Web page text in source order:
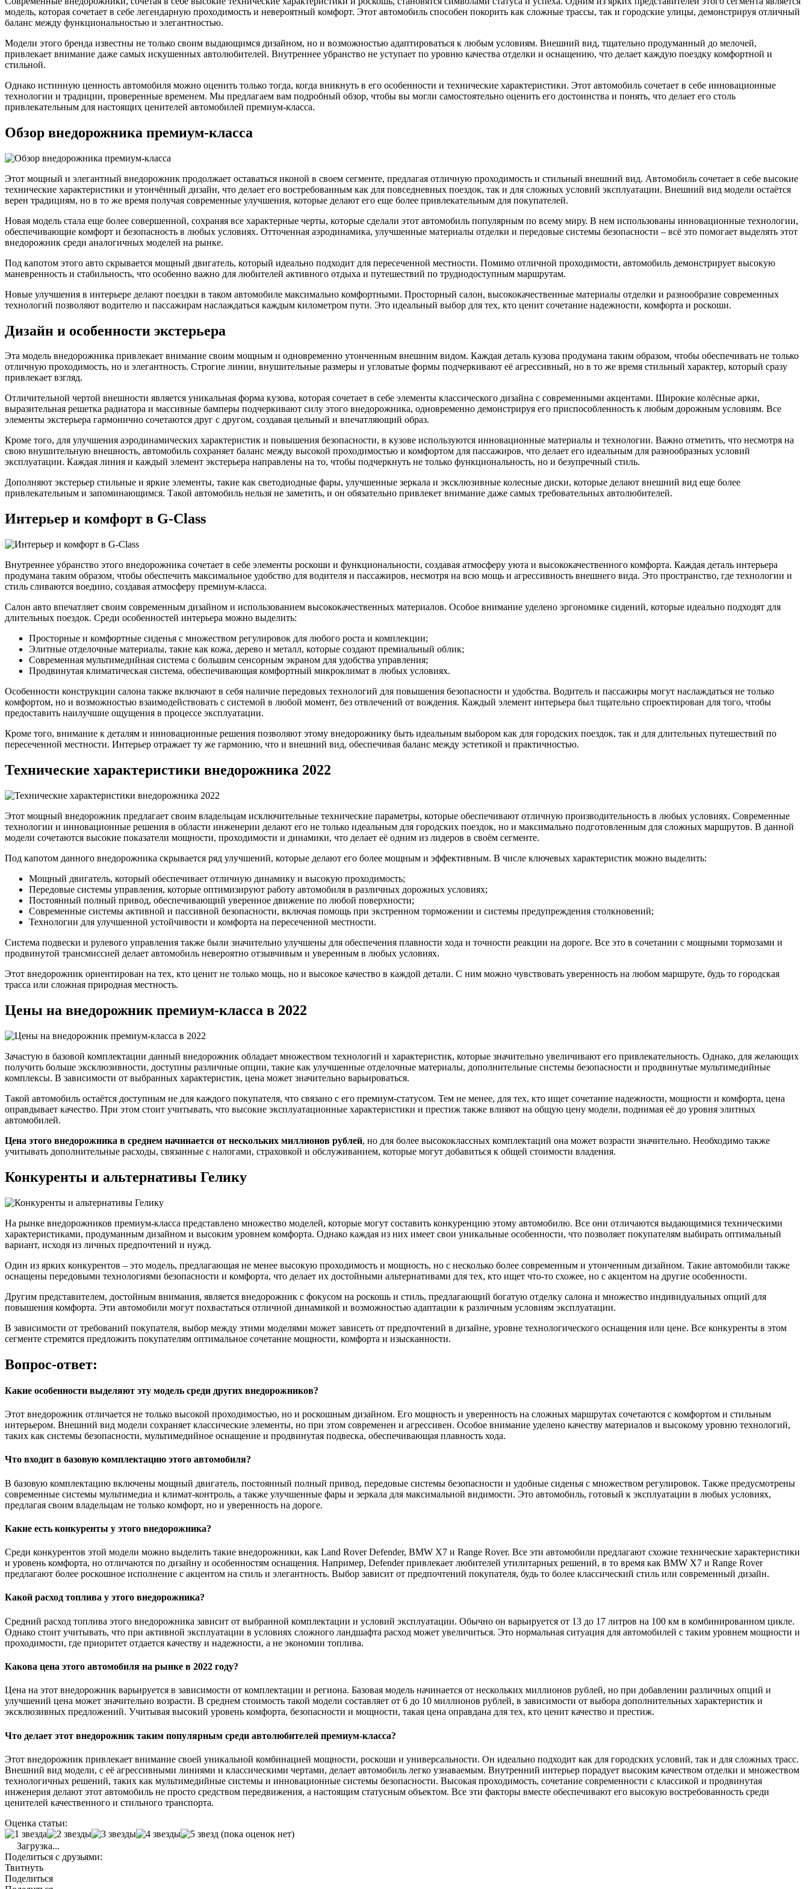
модель, которая сочетает в себе легендарную проходимость и невероятный комфорт. Этот автомобиль способен покорить как сложные трассы, так и городские улицы, демонстрируя отличный
баланс между функциональностью и элегантностью.
Модели этого бренда известны не только своим выдающимся дизайном, но и возможностью адаптироваться к любым условиям. Внешний вид, тщательно продуманный до мелочей,
привлекает внимание даже самых искушенных автолюбителей. Внутреннее убранство не уступает по уровню качества отделки и оснащению, что делает каждую поездку комфортной и
стильной.
Однако истинную ценность автомобиля можно оценить только тогда, когда вникнуть в его особенности и технические характеристики. Этот автомобиль сочетает в себе инновационные
технологии и традиции, проверенные временем. Мы предлагаем вам подробный обзор, чтобы вы могли самостоятельно оценить его достоинства и понять, что делает его столь
привлекательным для настоящих ценителей автомобилей премиум-класса.
Обзор внедорожника премиум-класса
Этот мощный и элегантный внедорожник продолжает оставаться иконой в своем сегменте, предлагая отличную проходимость и стильный внешний вид. Автомобиль сочетает в себе высокие
технические характеристики и утончённый дизайн, что делает его востребованным как для повседневных поездок, так и для сложных условий эксплуатации. Внешний вид модели остаётся
верен традициям, но в то же время получая современные улучшения, которые делают его еще более привлекательным для покупателей.
Новая модель стала еще более совершенной, сохраняя все характерные черты, которые сделали этот автомобиль популярным по всему миру. В нем использованы инновационные технологии,
обеспечивающие комфорт и безопасность в любых условиях. Отточенная аэродинамика, улучшенные материалы отделки и передовые системы безопасности – всё это помогает выделять этот
внедорожник среди аналогичных моделей на рынке.
Под капотом этого авто скрывается мощный двигатель, который идеально подходит для пересеченной местности. Помимо отличной проходимости, автомобиль демонстрирует высокую
маневренность и стабильность, что особенно важно для любителей активного отдыха и путешествий по труднодоступным маршрутам.
Новые улучшения в интерьере делают поездки в таком автомобиле максимально комфортными. Просторный салон, высококачественные материалы отделки и разнообразие современных
технологий позволяют водителю и пассажирам наслаждаться каждым километром пути. Это идеальный выбор для тех, кто ценит сочетание надежности, комфорта и роскоши.
Дизайн и особенности экстерьера
Эта модель внедорожника привлекает внимание своим мощным и одновременно утонченным внешним видом. Каждая деталь кузова продумана таким образом, чтобы обеспечивать не только
отличную проходимость, но и элегантность. Строгие линии, внушительные размеры и угловатые формы подчеркивают её агрессивный, но в то же время стильный характер, который сразу
привлекает взгляд.
Отличительной чертой внешности является уникальная форма кузова, которая сочетает в себе элементы классического дизайна с современными акцентами. Широкие колёсные арки,
выразительная решетка радиатора и массивные бамперы подчеркивают силу этого внедорожника, одновременно демонстрируя его приспособленность к любым дорожным условиям. Все
элементы экстерьера гармонично сочетаются друг с другом, создавая цельный и впечатляющий образ.
Кроме того, для улучшения аэродинамических характеристик и повышения безопасности, в кузове используются инновационные материалы и технологии. Важно отметить, что несмотря на
свою внушительную внешность, автомобиль сохраняет баланс между высокой проходимостью и комфортом для пассажиров, что делает его идеальным для разнообразных условий
эксплуатации. Каждая линия и каждый элемент экстерьера направлены на то, чтобы подчеркнуть не только функциональность, но и безупречный стиль.
Дополняют экстерьер стильные и яркие элементы, такие как светодиодные фары, улучшенные зеркала и эксклюзивные колесные диски, которые делают внешний вид еще более
привлекательным и запоминающимся. Такой автомобиль нельзя не заметить, и он обязательно привлекет внимание даже самых требовательных автолюбителей.
Интерьер и комфорт в G-Class
Внутреннее убранство этого внедорожника сочетает в себе элементы роскоши и функциональности, создавая атмосферу уюта и высококачественного комфорта. Каждая деталь интерьера
продумана таким образом, чтобы обеспечить максимальное удобство для водителя и пассажиров, несмотря на всю мощь и агрессивность внешнего вида. Это пространство, где технологии и
стиль сливаются воедино, создавая атмосферу премиум-класса.
Салон авто впечатляет своим современным дизайном и использованием высококачественных материалов. Особое внимание уделено эргономике сидений, которые идеально подходят для
длительных поездок. Среди особенностей интерьера можно выделить:
Просторные и комфортные сиденья с множеством регулировок для любого роста и комплекции;
Элитные отделочные материалы, такие как кожа, дерево и металл, которые создают премиальный облик;
Современная мультимедийная система с большим сенсорным экраном для удобства управления;
Продвинутая климатическая система, обеспечивающая комфортный микроклимат в любых условиях.
Особенности конструкции салона также включают в себя наличие передовых технологий для повышения безопасности и удобства. Водитель и пассажиры могут наслаждаться не только
комфортом, но и возможностью взаимодействовать с системой в любой момент, без отвлечений от вождения. Каждый элемент интерьера был тщательно спроектирован для того, чтобы
предоставить наилучшие ощущения в процессе эксплуатации.
Кроме того, внимание к деталям и инновационные решения позволяют этому внедорожнику быть идеальным выбором как для городских поездок, так и для длительных путешествий по
пересеченной местности. Интерьер отражает ту же гармонию, что и внешний вид, обеспечивая баланс между эстетикой и практичностью.
Технические характеристики внедорожника 2022
Этот мощный внедорожник предлагает своим владельцам исключительные технические параметры, которые обеспечивают отличную производительность в любых условиях. Современные
технологии и инновационные решения в области инженерии делают его не только идеальным для городских поездок, но и максимально подготовленным для сложных маршрутов. В данной
модели сочетаются высокие показатели мощности, проходимости и динамики, что делает её одним из лидеров в своём сегменте.
Под капотом данного внедорожника скрывается ряд улучшений, которые делают его более мощным и эффективным. В числе ключевых характеристик можно выделить:
Мощный двигатель, который обеспечивает отличную динамику и высокую проходимость;
Передовые системы управления, которые оптимизируют работу автомобиля в различных дорожных условиях;
Постоянный полный привод, обеспечивающий уверенное движение по любой поверхности;
Современные системы активной и пассивной безопасности, включая помощь при экстренном торможении и системы предупреждения столкновений;
Технологии для улучшенной устойчивости и комфорта на пересеченной местности.
Система подвески и рулевого управления также были значительно улучшены для обеспечения плавности хода и точности реакции на дороге. Все это в сочетании с мощными тормозами и
продвинутой трансмиссией делает автомобиль невероятно отзывчивым и уверенным в любых условиях.
Этот внедорожник ориентирован на тех, кто ценит не только мощь, но и высокое качество в каждой детали. С ним можно чувствовать уверенность на любом маршруте, будь то городская
трасса или сложная природная местность.
Цены на внедорожник премиум-класса в 2022
Зачастую в базовой комплектации данный внедорожник обладает множеством технологий и характеристик, которые значительно увеличивают его привлекательность. Однако, для желающих
получить больше эксклюзивности, доступны различные опции, такие как улучшенные отделочные материалы, дополнительные системы безопасности и продвинутые мультимедийные
комплексы. В зависимости от выбранных характеристик, цена может значительно варьироваться.
Такой автомобиль остаётся доступным не для каждого покупателя, что связано с его премиум-статусом. Тем не менее, для тех, кто ищет сочетание надежности, мощности и комфорта, цена
оправдывает качество. При этом стоит учитывать, что высокие эксплуатационные характеристики и престиж также влияют на общую цену модели, поднимая её до уровня элитных
автомобилей.
Цена этого внедорожника в среднем начинается от нескольких миллионов рублей, но для более высококлассных комплектаций она может возрасти значительно. Необходимо также
учитывать дополнительные расходы, связанные с налогами, страховкой и обслуживанием, которые могут добавиться к общей стоимости владения.
Конкуренты и альтернативы Гелику
На рынке внедорожников премиум-класса представлено множество моделей, которые могут составить конкуренцию этому автомобилю. Все они отличаются выдающимися техническими
характеристиками, продуманным дизайном и высоким уровнем комфорта. Однако каждая из них имеет свои уникальные особенности, что позволяет покупателям выбирать оптимальный
вариант, исходя из личных предпочтений и нужд.
Один из ярких конкурентов – это модель, предлагающая не менее высокую проходимость и мощность, но с несколько более современным и утонченным дизайном. Такие автомобили также
оснащены передовыми технологиями безопасности и комфорта, что делает их достойными альтернативами для тех, кто ищет что-то схожее, но с акцентом на другие особенности.
Другим представителем, достойным внимания, является внедорожник с фокусом на роскошь и стиль, предлагающий богатую отделку салона и множество индивидуальных опций для
повышения комфорта. Эти автомобили могут похвастаться отличной динамикой и возможностью адаптации к различным условиям эксплуатации.
В зависимости от требований покупателя, выбор между этими моделями может зависеть от предпочтений в дизайне, уровне технологического оснащения или цене. Все конкуренты в этом
сегменте стремятся предложить покупателям оптимальное сочетание мощности, комфорта и изысканности.
Вопрос-ответ:
Какие особенности выделяют эту модель среди других внедорожников?
Этот внедорожник отличается не только высокой проходимостью, но и роскошным дизайном. Его мощность и уверенность на сложных маршрутах сочетаются с комфортом и стильным
интерьером. Внешний вид модели сохраняет классические элементы, но при этом современен и агрессивен. Особое внимание уделено качеству материалов и высокому уровню технологий,
таких как системы безопасности, мультимедийное оснащение и продвинутая подвеска, обеспечивающая плавность хода.
Что входит в базовую комплектацию этого автомобиля?
В базовую комплектацию включены мощный двигатель, постоянный полный привод, передовые системы безопасности и удобные сиденья с множеством регулировок. Также предусмотрены
современные системы мультимедиа и климат-контроль, а также улучшенные фары и зеркала для максимальной видимости. Это автомобиль, готовый к эксплуатации в любых условиях,
предлагая своим владельцам не только комфорт, но и уверенность на дороге.
Какие есть конкуренты у этого внедорожника?
Среди конкурентов этой модели можно выделить такие внедорожники, как Land Rover Defender, BMW X7 и Range Rover. Все эти автомобили предлагают схожие технические характеристики
и уровень комфорта, но отличаются по дизайну и особенностям оснащения. Например, Defender привлекает любителей утилитарных решений, в то время как BMW X7 и Range Rover
предлагают более роскошное исполнение с акцентом на стиль и элегантность. Выбор зависит от предпочтений покупателя, будь то более классический стиль или современный дизайн.
Какой расход топлива у этого внедорожника?
Средний расход топлива этого внедорожника зависит от выбранной комплектации и условий эксплуатации. Обычно он варьируется от 13 до 17 литров на 100 км в комбинированном цикле.
Однако стоит учитывать, что при активной эксплуатации в условиях сложного ландшафта расход может увеличиться. Это нормальная ситуация для автомобилей с таким уровнем мощности и
проходимости, где приоритет отдается качеству и надежности, а не экономии топлива.
Какова цена этого автомобиля на рынке в 2022 году?
Цена на этот внедорожник варьируется в зависимости от комплектации и региона. Базовая модель начинается от нескольких миллионов рублей, но при добавлении различных опций и
улучшений цена может значительно возрасти. В среднем стоимость такой модели составляет от 6 до 10 миллионов рублей, в зависимости от выбора дополнительных характеристик и
эксклюзивных предложений. Учитывая высокий уровень комфорта, безопасности и мощности, такая цена оправдана для тех, кто ценит качество и престиж.
Что делает этот внедорожник таким популярным среди автолюбителей премиум-класса?
Этот внедорожник привлекает внимание своей уникальной комбинацией мощности, роскоши и универсальности. Он идеально подходит как для городских условий, так и для сложных трасс.
Внешний вид модели, с её агрессивными линиями и классическими чертами, делает автомобиль легко узнаваемым. Внутренний интерьер порадует высоким качеством отделки и множеством
технологичных решений, таких как мультимедийные системы и инновационные системы безопасности. Высокая проходимость, сочетание современности с классикой и продвинутая
инженерия делают этот автомобиль не просто средством передвижения, а настоящим статусным объектом. Все эти факторы вместе обеспечивают его высокую востребованность среди
ценителей качественного и стильного транспорта.
Оценка статьи:
(пока оценок нет)
Загрузка...
Поделиться с друзьями:
Твитнуть
Поделиться